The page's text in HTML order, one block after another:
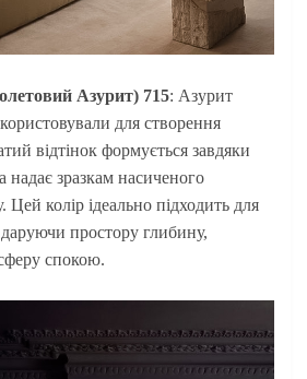
Азурит) 715: Азурит
для створення
відтінок формується завдяки
надає зразкам насиченого
Цей колір ідеально підходить для
даруючи простору глибину,
спокою.